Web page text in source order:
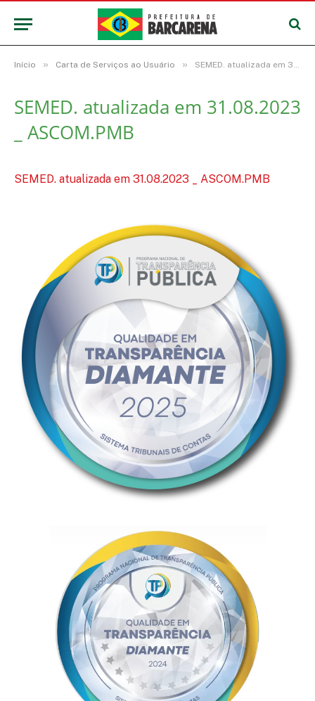
Início » Carta de Serviços ao Usuário » SEMED. atualizada em 31.08.2023 _ ASCOM.PMB
SEMED. atualizada em 31.08.2023
_ ASCOM.PMB
SEMED. atualizada em 31.08.2023 _ ASCOM.PMB